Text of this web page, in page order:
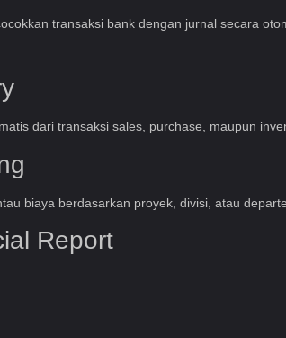
transaksi bank dengan jurnal secara
dari transaksi sales, purchase, maupun
biaya berdasarkan proyek, divisi, atau
Report